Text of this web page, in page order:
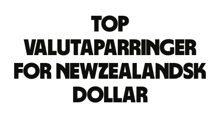
Top
valutaparringer
for newzealandsk
dollar